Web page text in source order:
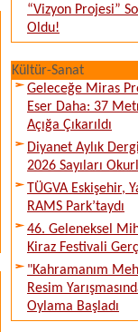
“Vizyon Projesi”
Oldu!
Kültür-Sanat
Geleceğe Miras
Eser Daha: 37
Açığa Çıkarıldı
Diyanet Aylık
2026 Sayıları
TÜGVA Eskişehir,
RAMS Park’taydı
46. Geleneksel
Kiraz Festivali
"Kahramanım
Resim
Oylama Başladı